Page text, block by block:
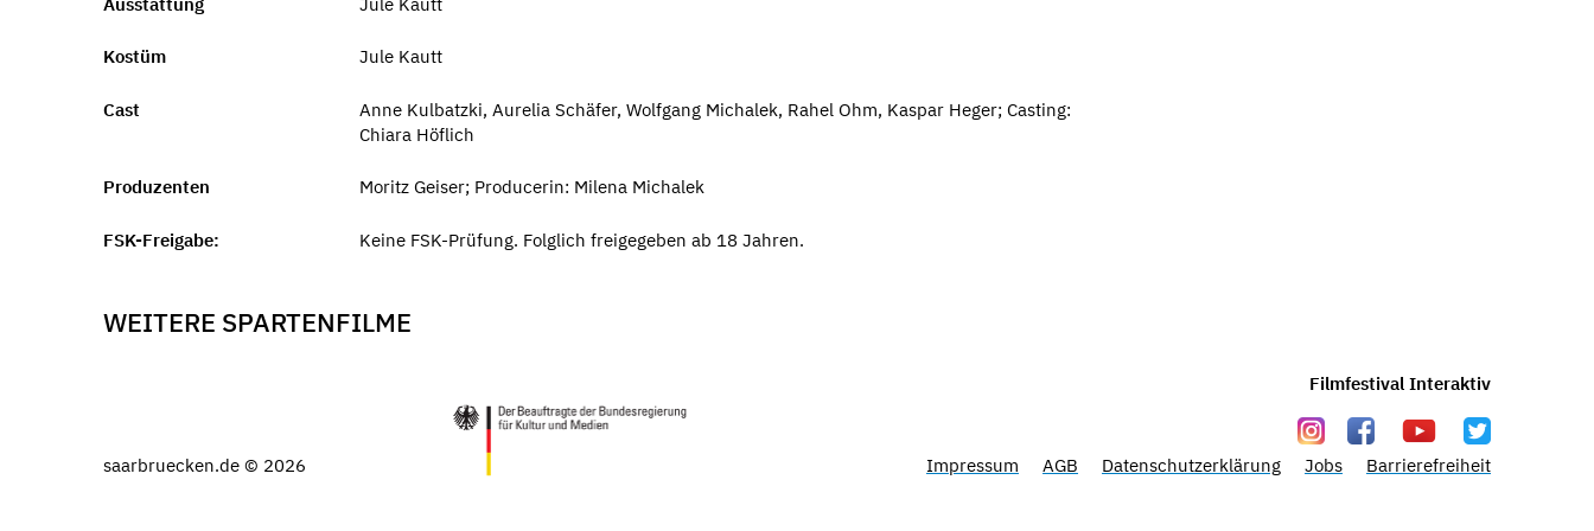
Kostüm Jule Kautt
Cast
Anne Kulbatzki, Aurelia Schäfer, Wolfgang Michalek, Rahel Ohm, Kaspar Heger; Casting:
Chiara Höflich
Produzenten Moritz Geiser; Producerin: Milena Michalek
FSK-Freigabe: Keine FSK-Prüfung. Folglich freigegeben ab 18 Jahren.
WEITERE SPARTENFILME
saarbruecken.de © 2026
Filmfestival Interaktiv
Impressum AGB Datenschutzerklärung Jobs Barrierefreiheit